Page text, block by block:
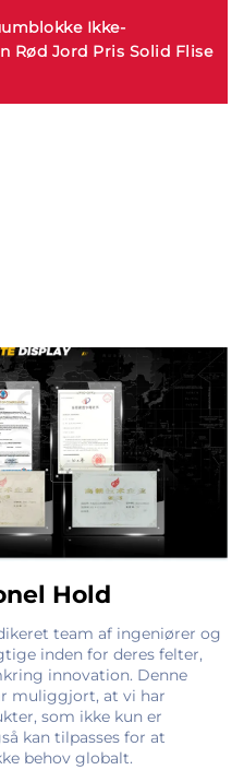
Ikke-
Rød Jord Pris Solid Flise
Hold
team af ingeniører og
inden for deres felter,
innovation. Denne
muliggjort, at vi har
som ikke kun er
kan tilpasses for at
behov globalt.